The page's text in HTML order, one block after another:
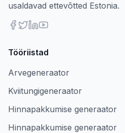
usaldavad ettevõtted Estonia.
Tööriistad
Arvegeneraator
Kviitungigeneraator
Hinnapakkumise generaator
Hinnapakkumise generaator